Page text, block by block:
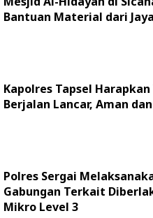
Bantuan Material dari
Kapolres Tapsel
Berjalan Lancar, Aman
Polres Sergai
Gabungan Terkait
Mikro Level 3